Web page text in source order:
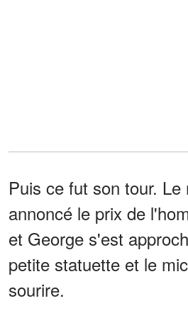
Puis ce fut son tour. Le
annoncé le prix de
et George s'est
petite statuette et le
sourire.